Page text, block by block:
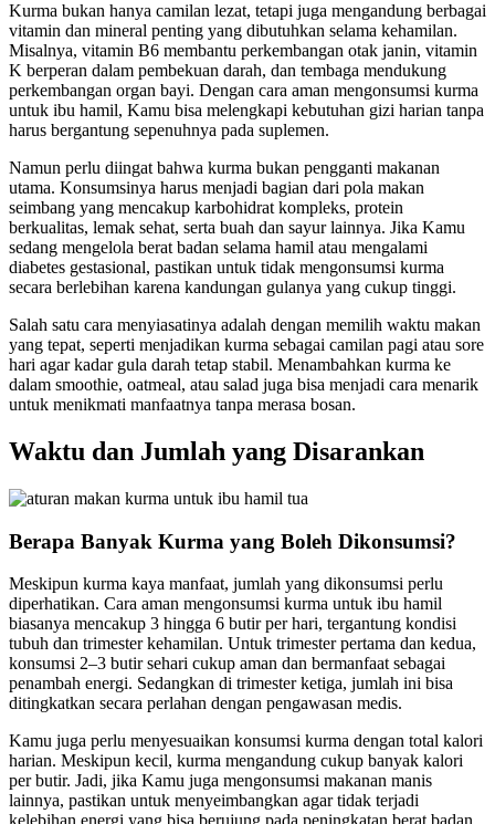
Kurma bukan hanya camilan lezat, tetapi juga mengandung berbagai
vitamin dan mineral penting yang dibutuhkan selama kehamilan.
Misalnya, vitamin B6 membantu perkembangan otak janin, vitamin
K berperan dalam pembekuan darah, dan tembaga mendukung
perkembangan organ bayi. Dengan cara aman mengonsumsi kurma
untuk ibu hamil, Kamu bisa melengkapi kebutuhan gizi harian tanpa
harus bergantung sepenuhnya pada suplemen.
Namun perlu diingat bahwa kurma bukan pengganti makanan
utama. Konsumsinya harus menjadi bagian dari pola makan
seimbang yang mencakup karbohidrat kompleks, protein
berkualitas, lemak sehat, serta buah dan sayur lainnya. Jika Kamu
sedang mengelola berat badan selama hamil atau mengalami
diabetes gestasional, pastikan untuk tidak mengonsumsi kurma
secara berlebihan karena kandungan gulanya yang cukup tinggi.
Salah satu cara menyiasatinya adalah dengan memilih waktu makan
yang tepat, seperti menjadikan kurma sebagai camilan pagi atau sore
hari agar kadar gula darah tetap stabil. Menambahkan kurma ke
dalam smoothie, oatmeal, atau salad juga bisa menjadi cara menarik
untuk menikmati manfaatnya tanpa merasa bosan.
Waktu dan Jumlah yang Disarankan
Berapa Banyak Kurma yang Boleh Dikonsumsi?
Meskipun kurma kaya manfaat, jumlah yang dikonsumsi perlu
diperhatikan. Cara aman mengonsumsi kurma untuk ibu hamil
biasanya mencakup 3 hingga 6 butir per hari, tergantung kondisi
tubuh dan trimester kehamilan. Untuk trimester pertama dan kedua,
konsumsi 2–3 butir sehari cukup aman dan bermanfaat sebagai
penambah energi. Sedangkan di trimester ketiga, jumlah ini bisa
ditingkatkan secara perlahan dengan pengawasan medis.
Kamu juga perlu menyesuaikan konsumsi kurma dengan total kalori
harian. Meskipun kecil, kurma mengandung cukup banyak kalori
per butir. Jadi, jika Kamu juga mengonsumsi makanan manis
lainnya, pastikan untuk menyeimbangkan agar tidak terjadi